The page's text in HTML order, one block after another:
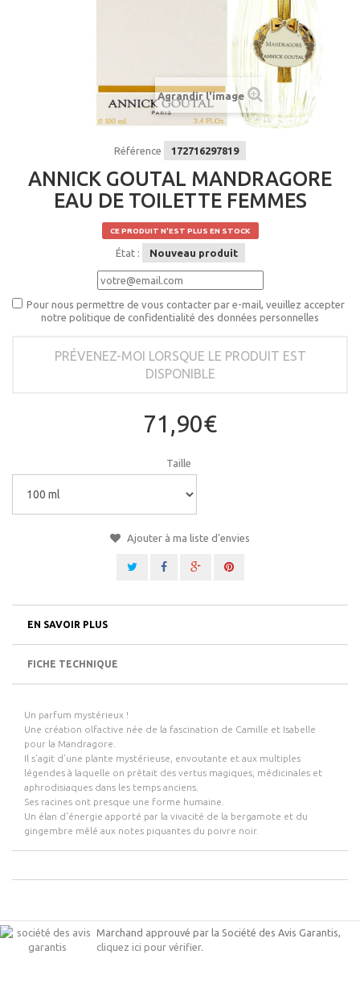
Agrandir l'image
Référence 172716297819
ANNICK GOUTAL MANDRAGORE
EAU DE TOILETTE FEMMES
CE PRODUIT N'EST PLUS EN STOCK
État : Nouveau produit
Pour nous permettre de vous contacter par e-mail, veuillez accepter
notre politique de confidentialité des données personnelles
PRÉVENEZ-MOI LORSQUE LE PRODUIT EST
DISPONIBLE
71,90€
Taille
Ajouter à ma liste d'envies
EN SAVOIR PLUS
FICHE TECHNIQUE
Un parfum mystérieux !
Une création olfactive née de la fascination de Camille et Isabelle
pour la Mandragore.
Il s’agit d’une plante mystérieuse, envoutante et aux multiples
légendes à laquelle on prêtait des vertus magiques, médicinales et
aphrodisiaques dans les temps anciens.
Ses racines ont presque une forme humaine.
Un élan d'énergie apporté par la vivacité de la bergamote et du
gingembre mêlé aux notes piquantes du poivre noir.
Marchand approuvé par la Société des Avis Garantis,
cliquez ici pour vérifier.